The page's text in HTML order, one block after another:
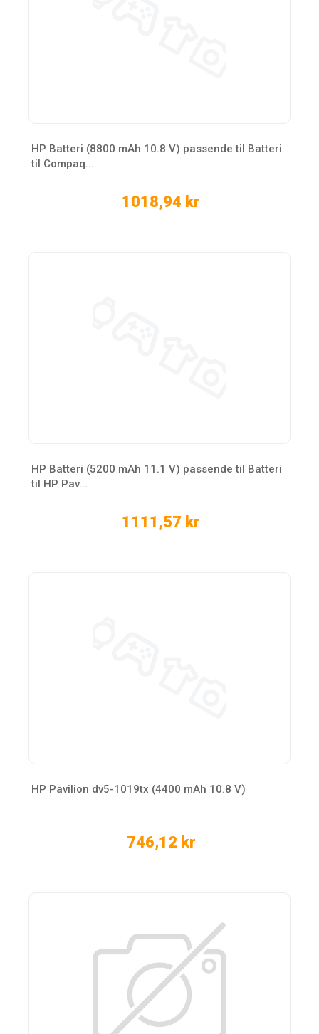
HP Batteri (8800 mAh 10.8 V) passende til Batteri
til Compaq...
1018,94 kr
HP Batteri (5200 mAh 11.1 V) passende til Batteri
til HP Pav...
1111,57 kr
HP Pavilion dv5-1019tx (4400 mAh 10.8 V)
746,12 kr